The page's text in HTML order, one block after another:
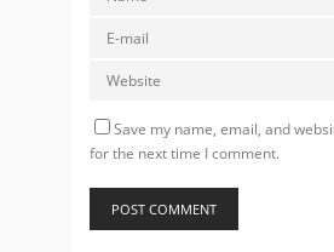
Save my name, email, and
for the next time I comment.